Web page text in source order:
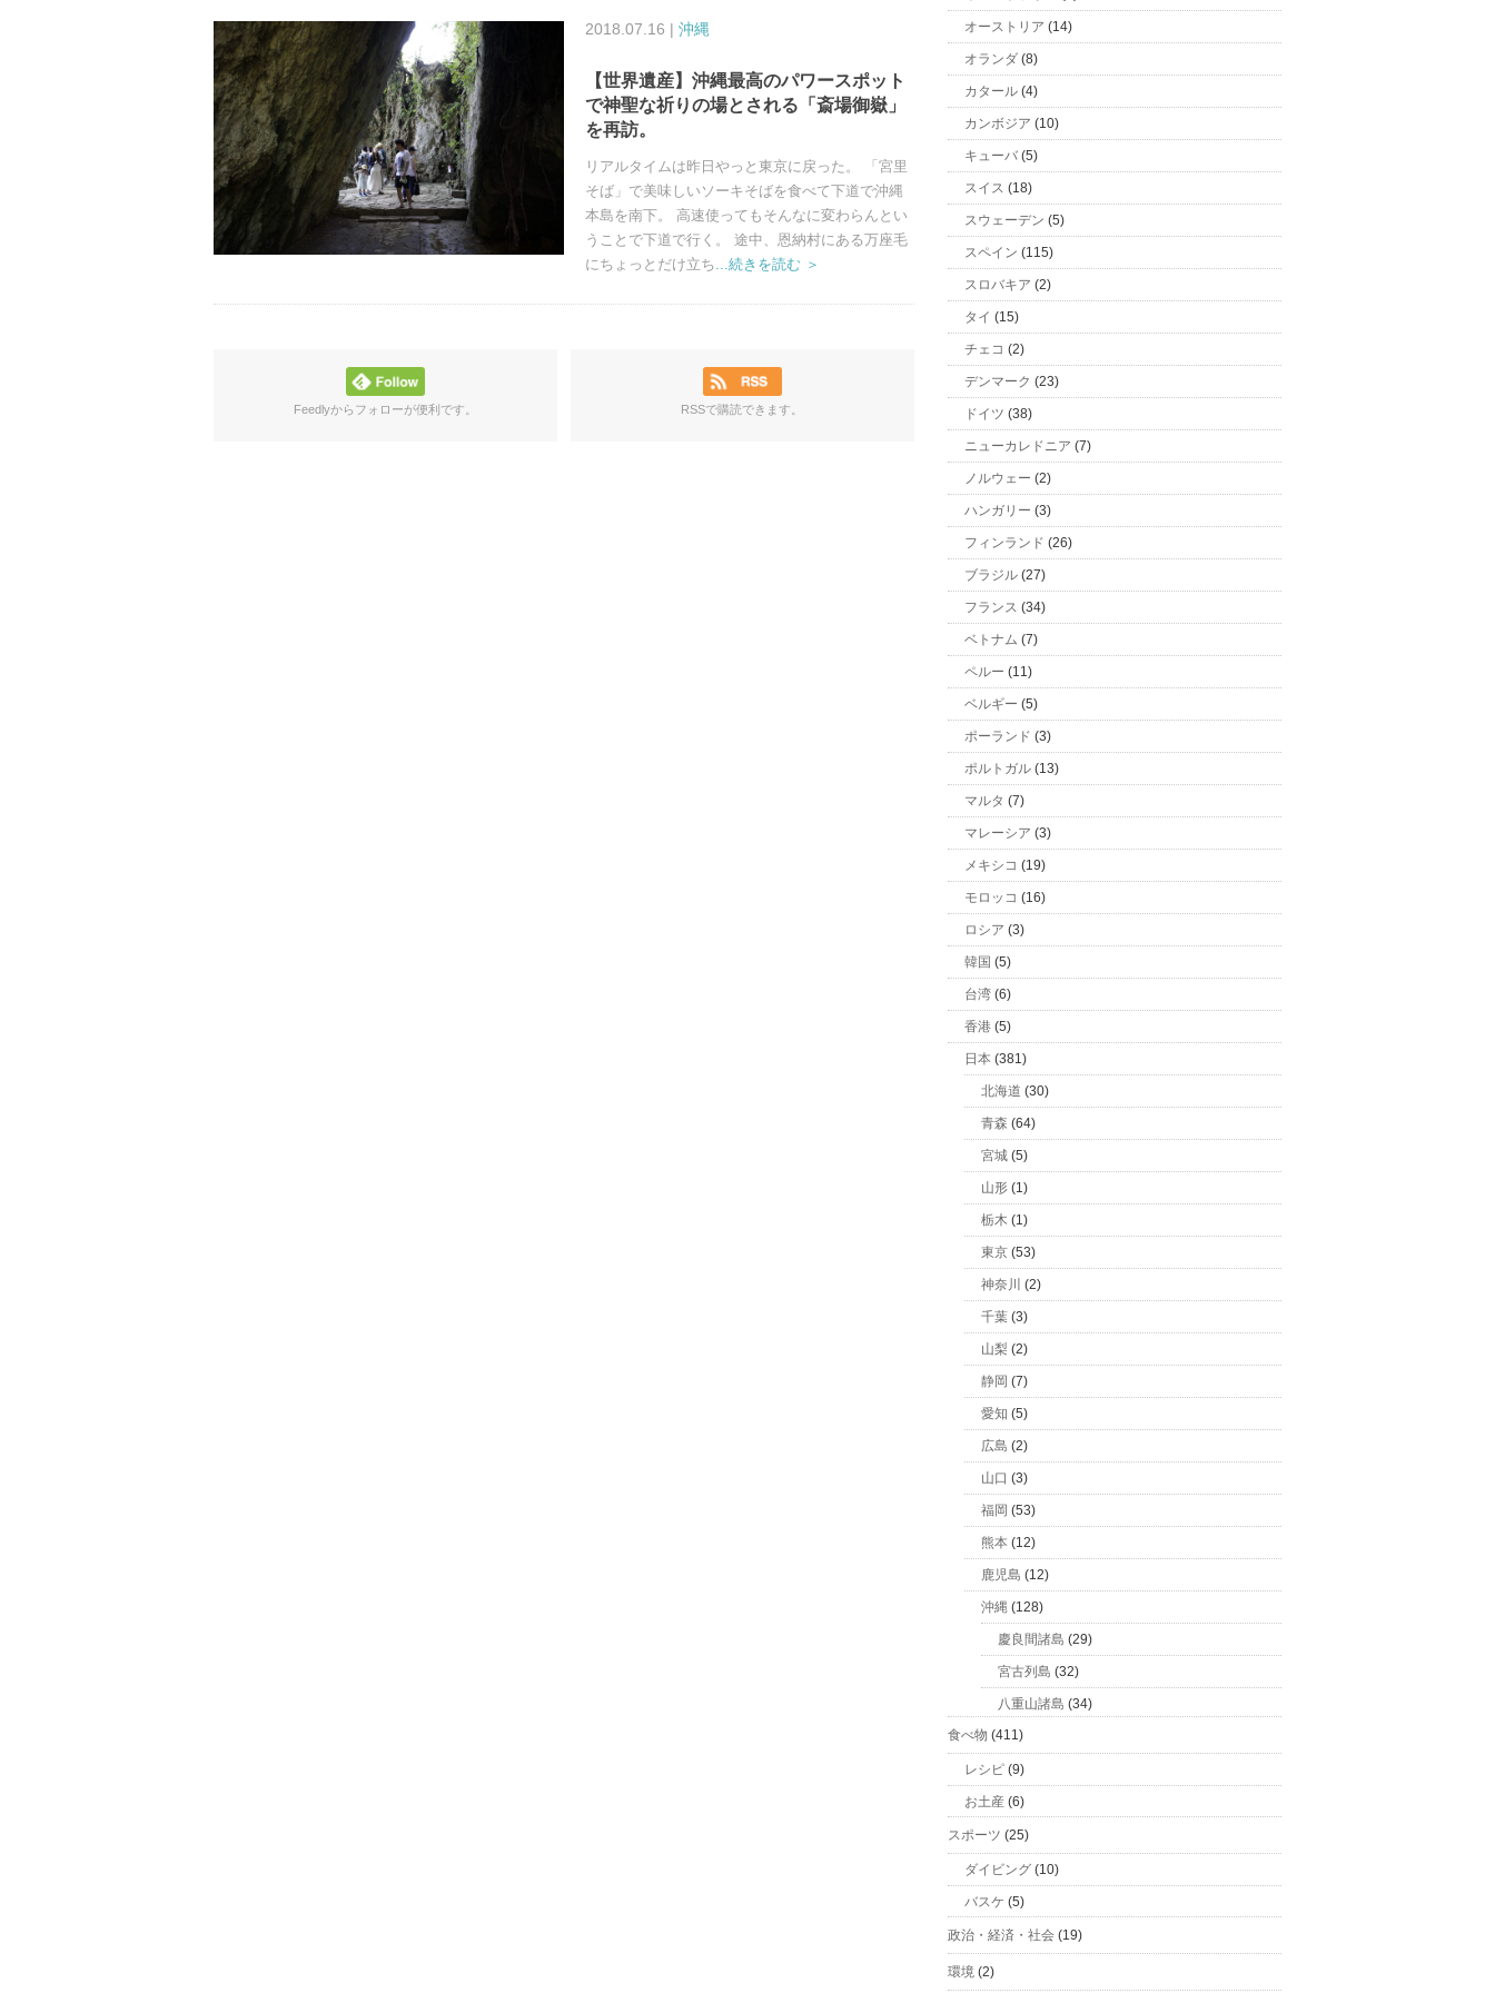
2018.07.16 | 沖縄
【世界遺産】沖縄最高のパワースポット
で神聖な祈りの場とされる「斎場御嶽」
を再訪。
リアルタイムは昨日やっと東京に戻った。 「宮里
そば」で美味しいソーキそばを食べて下道で沖縄
本島を南下。 高速使ってもそんなに変わらんとい
うことで下道で行く。 途中、恩納村にある万座毛
にちょっとだけ立ち...続きを読む ＞
Feedlyからフォローが便利です。 RSSで購読できます。
オーストリア (14)
オランダ (8)
カタール (4)
カンボジア (10)
キューバ (5)
スイス (18)
スウェーデン (5)
スペイン (115)
スロバキア (2)
タイ (15)
チェコ (2)
デンマーク (23)
ドイツ (38)
ニューカレドニア (7)
ノルウェー (2)
ハンガリー (3)
フィンランド (26)
ブラジル (27)
フランス (34)
ベトナム (7)
ペルー (11)
ベルギー (5)
ポーランド (3)
ポルトガル (13)
マルタ (7)
マレーシア (3)
メキシコ (19)
モロッコ (16)
ロシア (3)
韓国 (5)
台湾 (6)
香港 (5)
日本 (381)
北海道 (30)
青森 (64)
宮城 (5)
山形 (1)
栃木 (1)
東京 (53)
神奈川 (2)
千葉 (3)
山梨 (2)
静岡 (7)
愛知 (5)
広島 (2)
山口 (3)
福岡 (53)
熊本 (12)
鹿児島 (12)
沖縄 (128)
慶良間諸島 (29)
宮古列島 (32)
八重山諸島 (34)
食べ物 (411)
レシピ (9)
お土産 (6)
スポーツ (25)
ダイビング (10)
バスケ (5)
政治・経済・社会 (19)
環境 (2)